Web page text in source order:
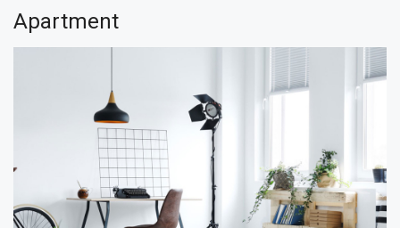
Apartment